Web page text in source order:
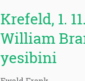
Krefeld, 1.
William
yesibini